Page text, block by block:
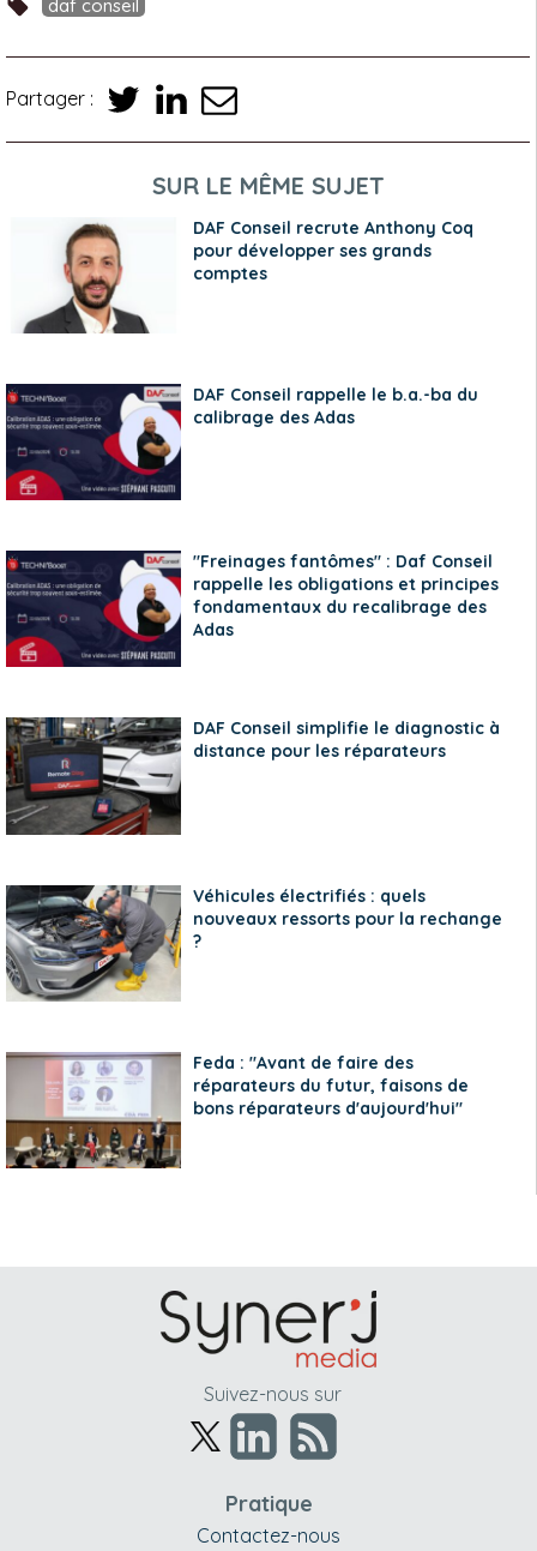
daf conseil
Partager :
SUR LE MÊME SUJET
DAF Conseil recrute Anthony Coq
pour développer ses grands
comptes
DAF Conseil rappelle le b.a.-ba du
calibrage des Adas
"Freinages fantômes" : Daf Conseil
rappelle les obligations et principes
fondamentaux du recalibrage des
Adas
DAF Conseil simplifie le diagnostic à
distance pour les réparateurs
Véhicules électrifiés : quels
nouveaux ressorts pour la rechange
?
Feda : "Avant de faire des
réparateurs du futur, faisons de
bons réparateurs d'aujourd'hui"
Suivez-nous sur
Pratique
Contactez-nous